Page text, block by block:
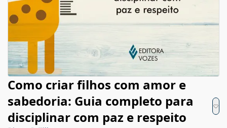
Como criar filhos com amor e
sabedoria: Guia completo para
disciplinar com paz e respeito